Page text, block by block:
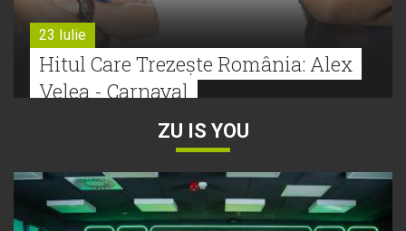
23 Iulie
Hitul Care Trezește România: Alex
Velea - Carnaval
Bătălie strânsă la Hitul Monstru Al
Verii: Cabron versus Faydee
ZU IS YOU